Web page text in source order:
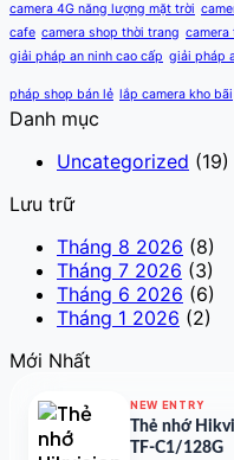
camera 4G năng lượng mặt trời
cafe camera shop thời trang camera
giải pháp an ninh cao cấp giải pháp
pháp shop bán lẻ lắp camera kho bãi
Danh mục
Uncategorized (19)
Lưu trữ
Tháng 8 2026 (8)
Tháng 7 2026 (3)
Tháng 6 2026 (6)
Tháng 1 2026 (2)
Mới Nhất
NEW ENTRY
Thẻ nhớ
TF-C1/128G